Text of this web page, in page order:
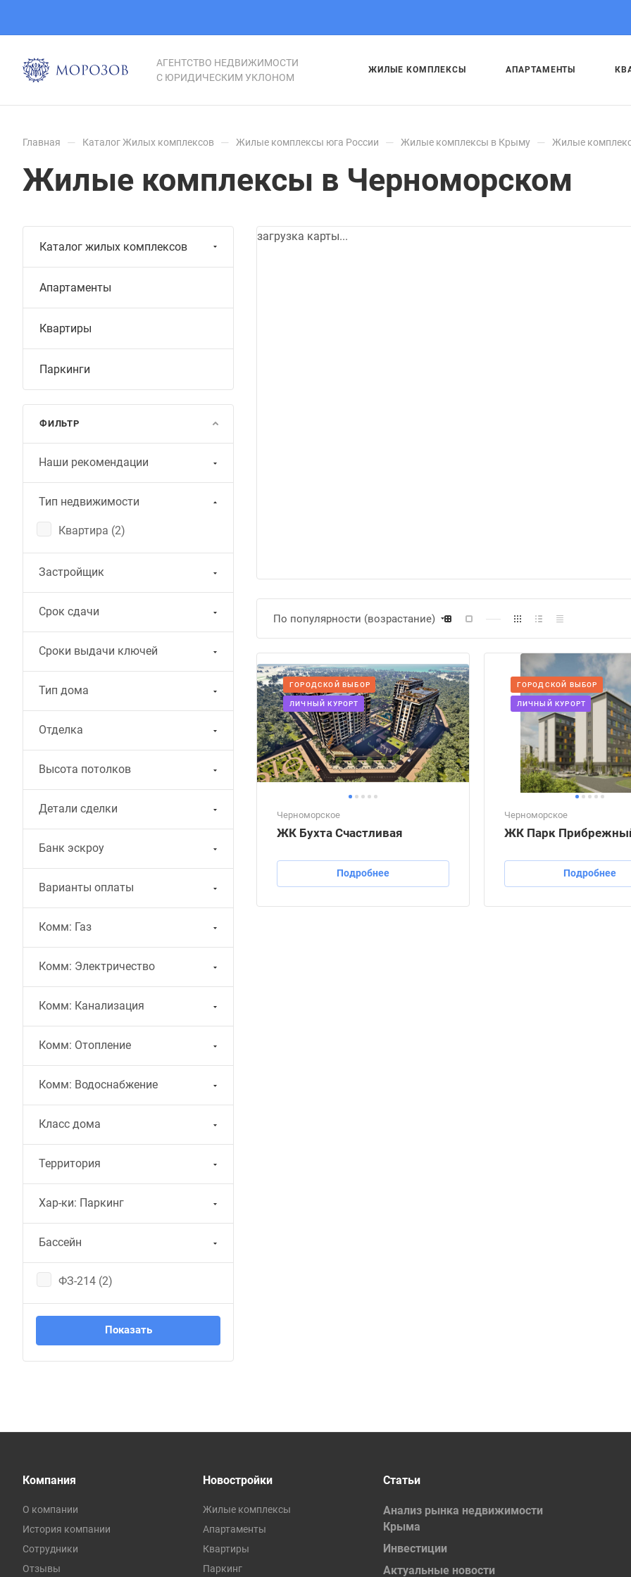
АГЕНТСТВО НЕДВИЖИМОСТИ
С ЮРИДИЧЕСКИМ УКЛОНОМ
ЖИЛЫЕ КОМПЛЕКСЫ АПАРТАМЕНТЫ
Главная — Каталог Жилых комплексов — Жилые комплексы юга России — Жилые комплексы в Крыму — Жилые
Жилые комплексы в Черноморском
загрузка карты...
По популярности (возрастание)
ГОРОДСКОЙ ВЫБОР
ЛИЧНЫЙ КУРОРТ
Черноморское
ЖК Бухта Счастливая
Подробнее
ГОРОДСКОЙ ВЫБОР
ЛИЧНЫЙ КУРОРТ
Черноморское
ЖК Парк
Подробнее
Каталог жилых комплексов
Апартаменты
Квартиры
Паркинги
ФИЛЬТР
Наши рекомендации
Тип недвижимости
Квартира (2)
Застройщик
Срок сдачи
Сроки выдачи ключей
Тип дома
Отделка
Высота потолков
Детали сделки
Банк эскроу
Варианты оплаты
Комм: Газ
Комм: Электричество
Комм: Канализация
Комм: Отопление
Комм: Водоснабжение
Класс дома
Территория
Хар-ки: Паркинг
Бассейн
ФЗ-214 (2)
Компания
О компании
История компании
Сотрудники
Отзывы
Новостройки
Жилые комплексы
Апартаменты
Квартиры
Паркинг
Статьи
Анализ рынка недвижимости
Крыма
Инвестиции
Актуальные новости